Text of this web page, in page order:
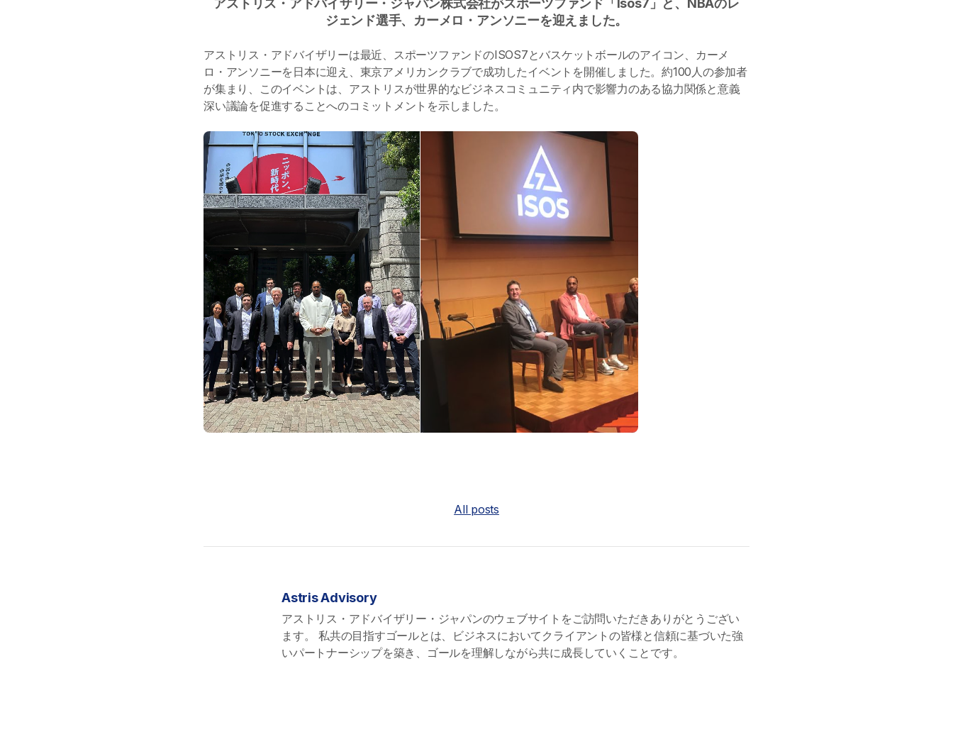
アストリス・アドバイザリー・ジャパン株式会社がスポーツファンド「Isos7」と、NBAのレ
ジェンド選手、カーメロ・アンソニーを迎えました。
アストリス・アドバイザリーは最近、スポーツファンドのISOS7とバスケットボールのアイコン、カーメ
ロ・アンソニーを日本に迎え、東京アメリカンクラブで成功したイベントを開催しました。約100人の参加者
が集まり、このイベントは、アストリスが世界的なビジネスコミュニティ内で影響力のある協力関係と意義
深い議論を促進することへのコミットメントを示しました。
All posts
Astris Advisory
アストリス・アドバイザリー・ジャパンのウェブサイトをご訪問いただきありがとうござい
ます。 私共の目指すゴールとは、ビジネスにおいてクライアントの皆様と信頼に基づいた強
いパートナーシップを築き、ゴールを理解しながら共に成長していくことです。